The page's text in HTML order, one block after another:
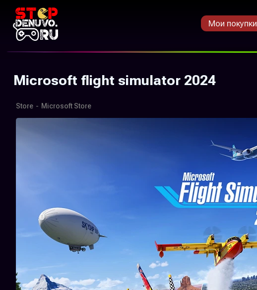
Мои покупки
Microsoft flight simulator 2024
Store - Microsoft Store